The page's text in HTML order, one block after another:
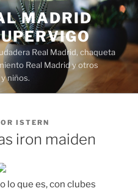
MADRID
Real Madrid, chaqueta
Real Madrid y otros
niños.
ISTERN
iron maiden
lo que es, con clubes